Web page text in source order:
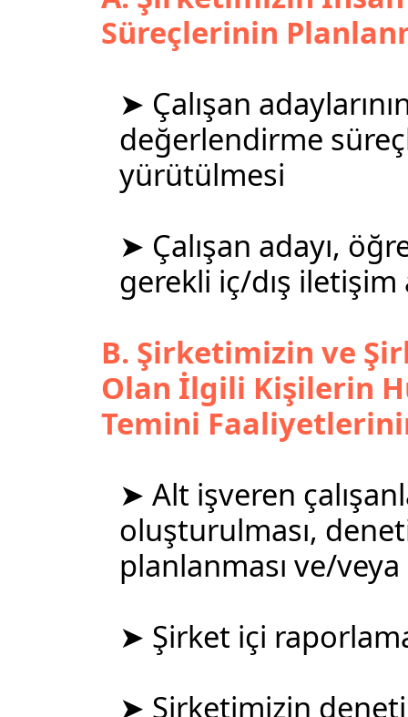
Süreçlerinin
➤ Çalışan
değerlendirme
yürütülmesi
➤ Çalışan adayı,
gerekli iç/dış
B. Şirketimizin ve
Olan İlgili Kişilerin
Temini
➤ Alt işveren
oluşturulması,
planlanması ve/veya
➤ Şirket içi
➤ Şirketimizin